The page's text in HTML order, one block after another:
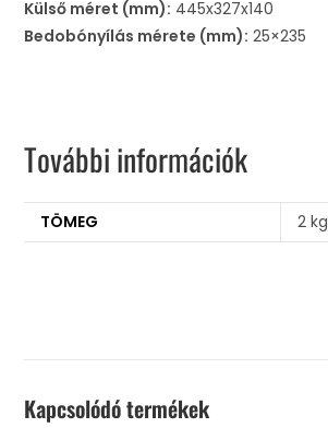
Külső méret (mm): 445x327x140
Bedobónyílás mérete (mm): 25×235
További információk
TÖMEG 2 kg
Kapcsolódó termékek